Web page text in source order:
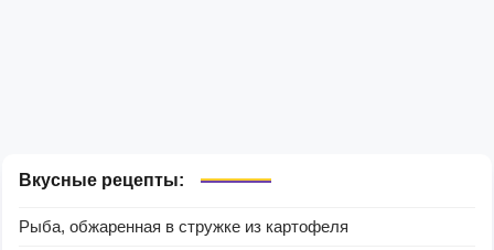
Вкусные рецепты:
Рыба, обжаренная в стружке из картофеля